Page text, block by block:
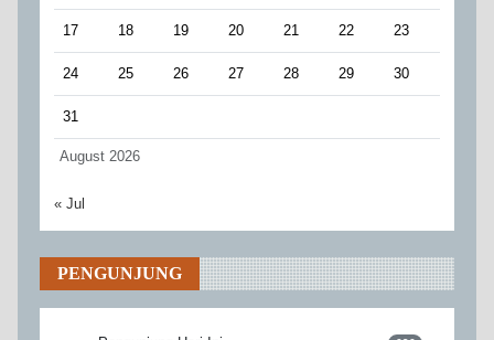
August 2026
17 18 19 20 21 22 23
24 25 26 27 28 29 30
31
« Jul
PENGUNJUNG